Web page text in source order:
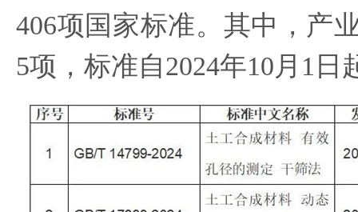
406项国家标准。其中，产
5项，标准自2024年10月1日